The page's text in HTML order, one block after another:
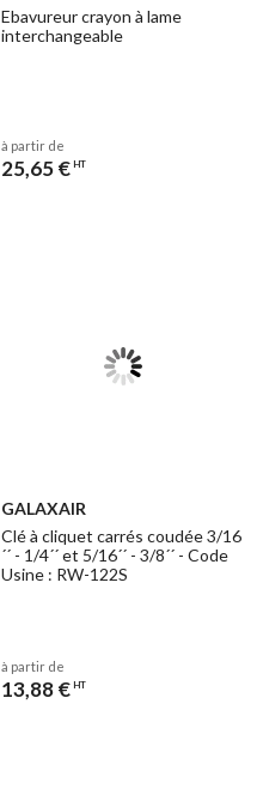
Ebavureur crayon à lame
interchangeable
à partir de
25,65 € HT
GALAXAIR
Clé à cliquet carrés coudée 3/16
´´ - 1/4´´ et 5/16´´ - 3/8´´ - Code
Usine : RW-122S
à partir de
13,88 € HT